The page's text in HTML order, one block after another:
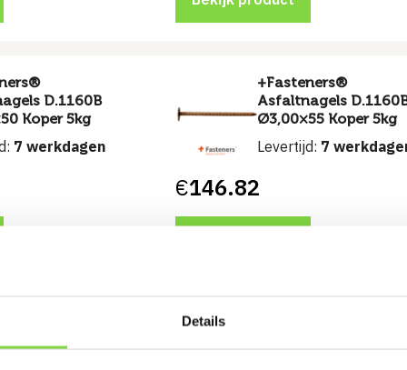
Details
D.1160B
Koper 5kg
7 werkdagen
+Fasteners®
Asfaltnagels
Ø3,00×55 Koper 5kg
Levertijd: 7
€146.82
D.1160B